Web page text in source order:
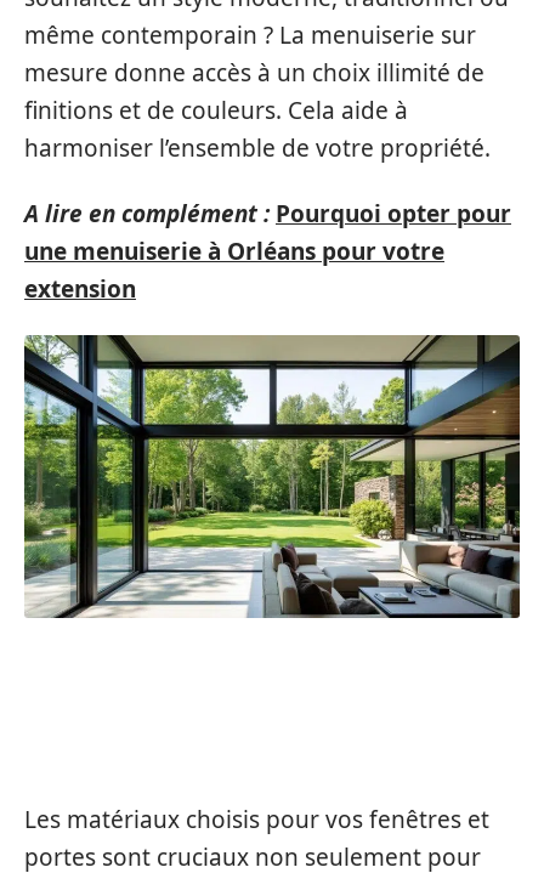
même contemporain ? La menuiserie sur
mesure donne accès à un choix illimité de
finitions et de couleurs. Cela aide à
harmoniser l’ensemble de votre propriété.
A lire en complément : Pourquoi opter pour
une menuiserie à Orléans pour votre
extension
Les matériaux choisis pour vos fenêtres et
portes sont cruciaux non seulement pour